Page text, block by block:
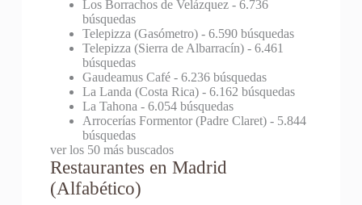
Los Borrachos de Velázquez- 6.736
búsquedas
Telepizza (Gasómetro)- 6.590 búsquedas
Telepizza (Sierra de Albarracín)- 6.461
búsquedas
Gaudeamus Café- 6.236 búsquedas
La Landa (Costa Rica)- 6.162 búsquedas
La Tahona - 6.054 búsquedas
Arrocerías Formentor (Padre Claret)- 5.844
búsquedas
ver los 50 más buscados
Restaurantes en Madrid
(Alfabético)